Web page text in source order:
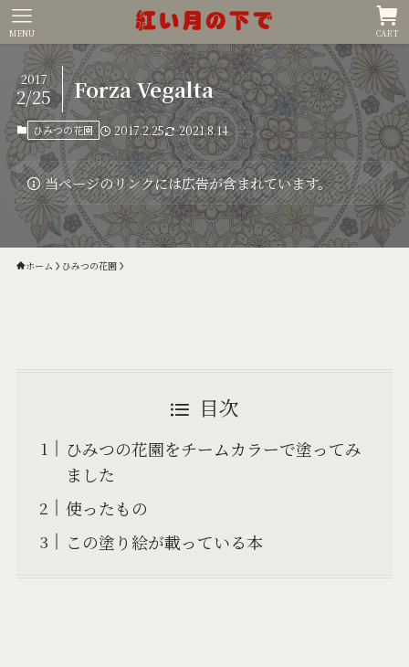
CART
MENU
Forza Vegalta
2017
2/25
ひみつの花園 2017.2.25 2021.8.14
当ページのリンクには広告が含まれています。
ホーム ひみつの花園
目次
ひみつの花園をチームカラーで塗ってみ
ました
使ったもの
この塗り絵が載っている本